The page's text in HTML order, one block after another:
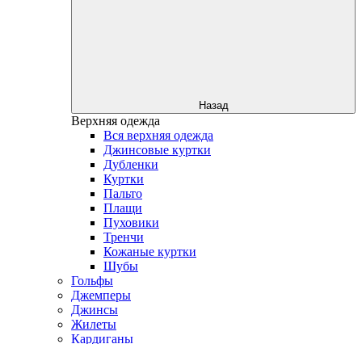
Назад
Верхняя одежда
Вся верхняя одежда
Джинсовые куртки
Дубленки
Куртки
Пальто
Плащи
Пуховики
Тренчи
Кожаные куртки
Шубы
Гольфы
Джемперы
Джинсы
Жилеты
Кардиганы